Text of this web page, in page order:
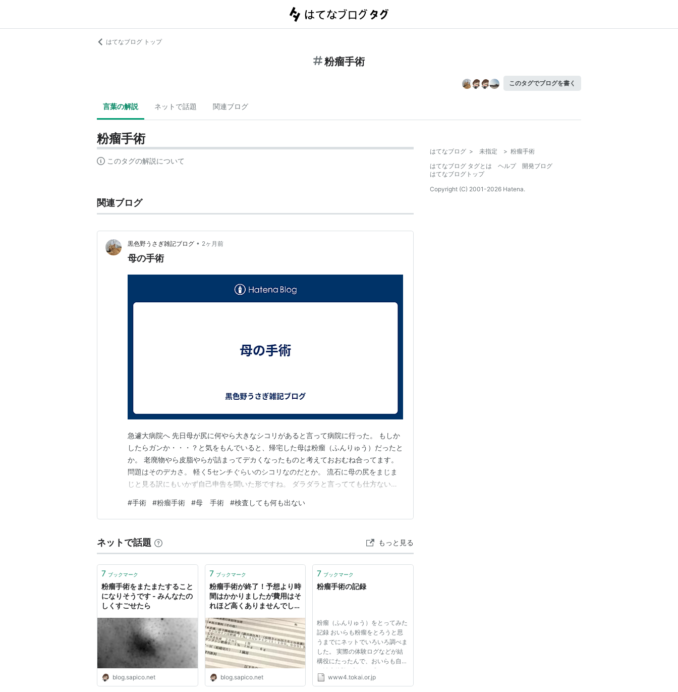
はてなブログ トップ
粉瘤手術
このタグでブログを書く
言葉の解説 ネットで話題 関連ブログ
粉瘤手術
このタグの解説について
関連ブログ
黒色野うさぎ雑記ブログ • 2ヶ月前
母の手術
急遽大病院へ 先日母が尻に何やら大きなシコリがあると言って病院に行った。 もしか
したらガンか・・・？と気をもんでいると、帰宅した母は粉瘤（ふんりゅう）だったと
か。 老廃物やら皮脂やらが詰まってデカくなったものと考えておおむね合ってます。
問題はそのデカさ。 軽く5センチぐらいのシコリなのだとか。 流石に母の尻をまじま
じと見る訳にもいかず自己申告を聞いた形ですね。 ダラダラと言ってても仕方ないの
ら手術決定 ⇩ 手術日決定、軟膏塗って炎症抑えてねと出される ⇩ 後日大病院で手術し
て即帰宅。麻酔されてツンツンされる感覚…
#手術 #粉瘤手術 #母 手術 #検査しても何も出ない
ネットで話題 もっと見る
7 ブックマーク
粉瘤手術をまたまたすること
になりそうです - みんなたの
しくすごせたら
blog.sapico.net
7 ブックマーク
粉瘤手術が終了！予想より時
間はかかりましたが費用はそ
れほど高くありませんでした
blog.sapico.net
7 ブックマーク
粉瘤手術の記録
粉瘤（ふんりゅう）をとってみた
記録 おいらも粉瘤をとろうと思
うまでにネットでいろいろ調べま
した。 実際の体験ログなどが結
構役にたったんで、おいらも自分
の治療体験を記録に残してみまし
た。 やっぱりまず気になったの
www4.tokai.or.jp
はてなブログ > 未指定 > 粉瘤手術
はてなブログ タグとは
ヘルプ
開発ブログ
はてなブログトップ
Copyright (C) 2001-2026 Hatena.